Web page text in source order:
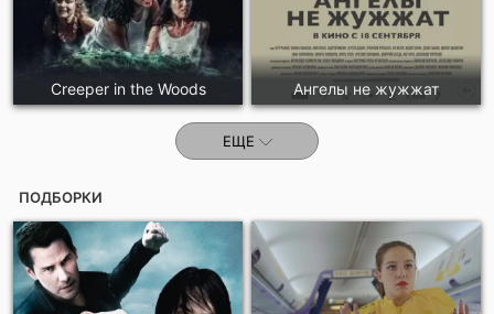
Creeper in the Woods Ангелы не жужжат
ЕЩЕ
ПОДБОРКИ